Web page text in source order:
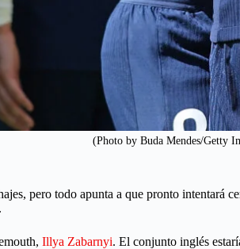
(Photo by Buda Mendes/Getty
pero todo apunta a que pronto intentará
Illya Zabarnyi. El conjunto inglés